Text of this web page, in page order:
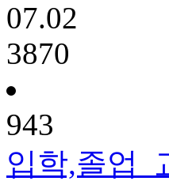
07.02
3870
943
입학,졸업